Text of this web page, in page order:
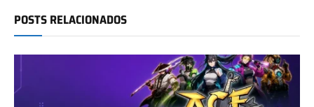
POSTS RELACIONADOS